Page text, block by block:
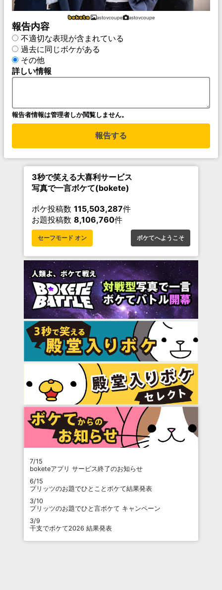
astovcoupe astovcoupe
報告内容
不適切な表現が含まれている
過去に同じボケがある
その他
詳しい情報
報告者情報は管理者しか閲覧しません。
報告する
3秒で笑える大喜利サービス
写真で一言ボケて(bokete)
ボケ投稿数 115,503,287件
お題投稿数 8,106,760件
セーフモード オン ボケてへようこそ
7/15
boketeアプリ サービス終了のお知らせ
6/15
プリッツのお題でひとことボケて結果発表
3/10
プリッツのお題でひと言ボケて キャンペーン
3/9
干支でボケて2026 結果発表